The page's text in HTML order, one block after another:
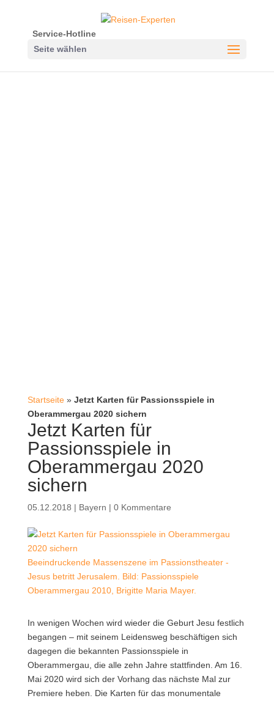
Service-Hotline
Seite wählen
Startseite» Jetzt Karten für Passionsspiele in
Oberammergau 2020 sichern
Jetzt Karten für
Passionsspiele in
Oberammergau 2020
sichern
05.12.2018 | Bayern | 0 Kommentare
Beeindruckende Massenszene im Passionstheater -
Jesus betritt Jerusalem. Bild: Passionsspiele
Oberammergau 2010, Brigitte Maria Mayer.
In wenigen Wochen wird wieder die Geburt Jesu festlich
begangen – mit seinem Leidensweg beschäftigen sich
dagegen die bekannten Passionsspiele in
Oberammergau, die alle zehn Jahre stattfinden. Am 16.
Mai 2020 wird sich der Vorhang das nächste Mal zur
Premiere heben. Die Karten für das monumentale